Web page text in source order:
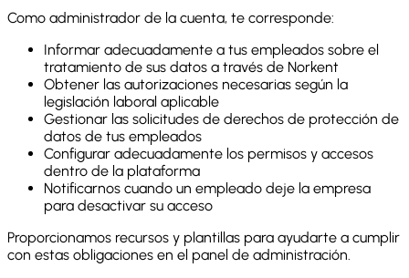
Como administrador de la cuenta, te corresponde:
Informar adecuadamente a tus empleados sobre el
tratamiento de sus datos a través de Norkent
Obtener las autorizaciones necesarias según la
legislación laboral aplicable
Gestionar las solicitudes de derechos de protección de
datos de tus empleados
Configurar adecuadamente los permisos y accesos
dentro de la plataforma
Notificarnos cuando un empleado deje la empresa
para desactivar su acceso
Proporcionamos recursos y plantillas para ayudarte a cumplir
con estas obligaciones en el panel de administración.